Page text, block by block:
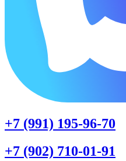
+7 (991) 195-96-70
+7 (902) 710-01-91